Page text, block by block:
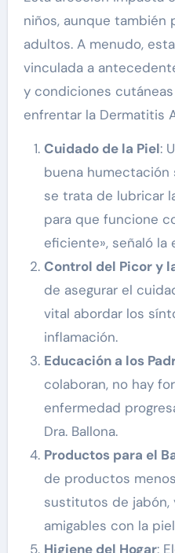
niños, aunque también
adultos. A menudo,
vinculada a
y condiciones
enfrentar la Dermatitis
Cuidado de la Piel:
buena humectación
se trata de lubricar
para que funcione
eficiente», señaló la
Control del Picor y
de asegurar el
vital abordar los
inflamación.
Educación a los
colaboran, no hay
enfermedad
Dra. Ballona.
Productos para el
de productos
sustitutos de jabón,
amigables con la
Higiene del Hogar: